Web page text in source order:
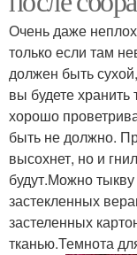
Очень даже
только если там
должен быть
вы будете
хорошо
быть не должно.
высохнет, но и
будут.Можно
застекленных
застеленных
тканью.Темнота